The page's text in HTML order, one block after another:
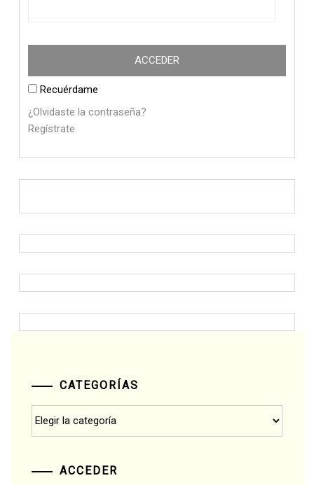
Recuérdame
¿Olvidaste la contraseña?
Regístrate
CATEGORÍAS
ACCEDER